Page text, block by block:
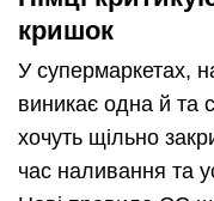
кришок
У супермаркетах,
виникає одна й та
хочуть щільно
час наливання та